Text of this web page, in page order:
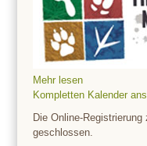
Mehr lesen
Kompletten Kalender
Die Online-
geschlossen.